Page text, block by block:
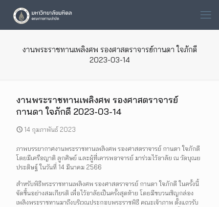
งานพระราชทานเพลิงศพ รองศาสตราจารย์กานดา ใจภักดี
2023-03-14
งานพระราชทานเพลิงศพ รองศาสตราจารย์
กานดา ใจภักดี 2023-03-14
14 กุมภาพันธ์ 2023
ภาพบรรยากาศงานพระราชทานเพลิงศพ รองศาสตราจารย์ กานดา ใจภักดี
โดยมีเครือญาติ ลูกศิษย์ และผู้ที่เคารพอาจารย์ มาร่วมไว้อาลัย ณ วัดบุณย
ประดิษฐ์ ในวันที่ 14 มีนาคม 2566
สำหรับพิธีพระราชทานเพลิงศพ รองศาสตราจารย์ กานดา ใจภักดี ในครั้งนี้
จัดขึ้นอย่างสมเกียรติ เพื่อไว้อาลัยเป็นครั้งสุดท้าย โดยมีขบวนเชิญกล่อง
เพลิงพระราชทานมาถึงบริเวณประกอบพระราชพิธี คณะเจ้าภาพ ตั้งแถวรับ